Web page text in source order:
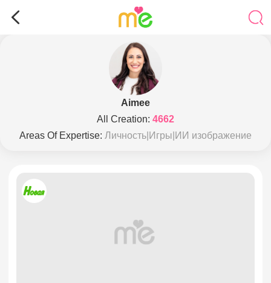
Aimee
All Creation: 4662
Areas Of Expertise: Личность|Игры|ИИ изображение